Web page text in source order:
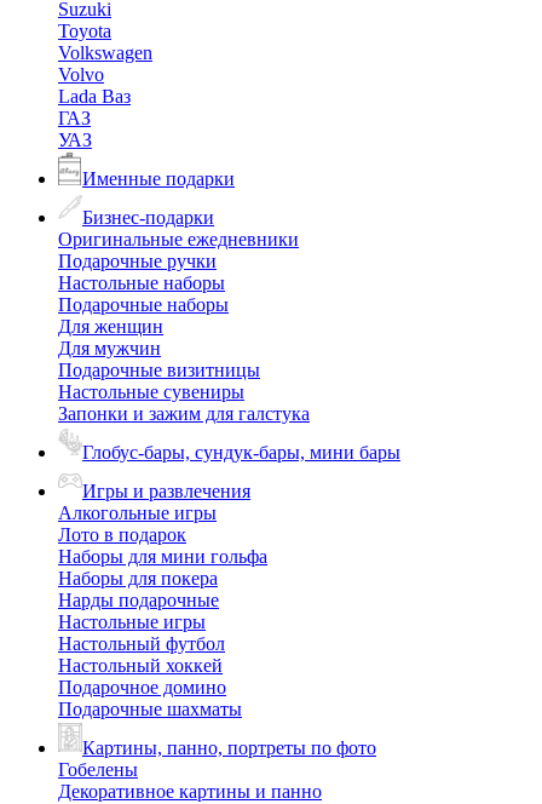
Suzuki
Toyota
Volkswagen
Volvo
Lada Ваз
ГАЗ
УАЗ
Именные подарки
Бизнес-подарки
Оригинальные ежедневники
Подарочные ручки
Настольные наборы
Подарочные наборы
Для женщин
Для мужчин
Подарочные визитницы
Настольные сувениры
Запонки и зажим для галстука
Глобус-бары, сундук-бары, мини бары
Игры и развлечения
Алкогольные игры
Лото в подарок
Наборы для мини гольфа
Наборы для покера
Нарды подарочные
Настольные игры
Настольный футбол
Настольный хоккей
Подарочное домино
Подарочные шахматы
Картины, панно, портреты по фото
Гобелены
Декоративное картины и панно